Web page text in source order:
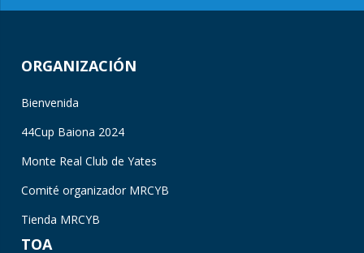
ORGANIZACIÓN
Bienvenida
44Cup Baiona 2024
Monte Real Club de Yates
Comité organizador MRCYB
Tienda MRCYB
TOA